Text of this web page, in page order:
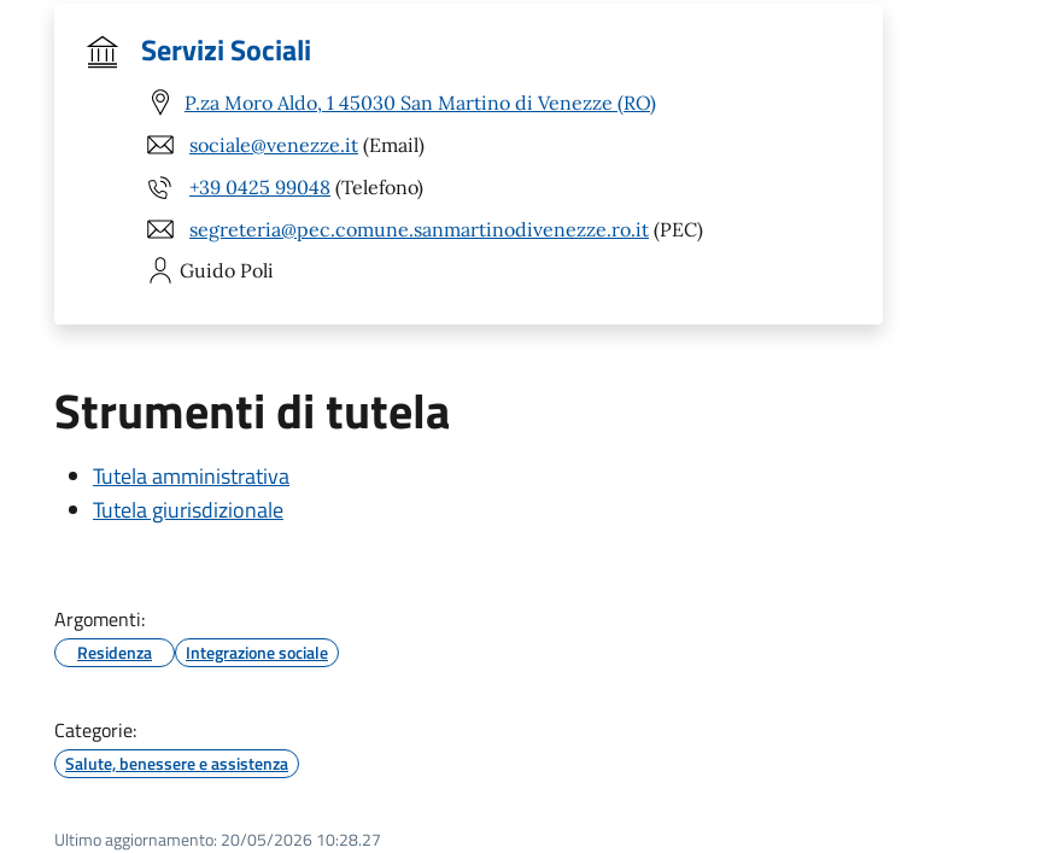
Servizi Sociali
P.za Moro Aldo, 1 45030 San Martino di Venezze (RO)
sociale@venezze.it (Email)
+39 0425 99048 (Telefono)
segreteria@pec.comune.sanmartinodivenezze.ro.it (PEC)
Guido Poli
Strumenti di tutela
Tutela amministrativa
Tutela giurisdizionale
Argomenti:
Residenza Integrazione sociale
Categorie:
Salute, benessere e assistenza
Ultimo aggiornamento: 20/05/2026 10:28.27